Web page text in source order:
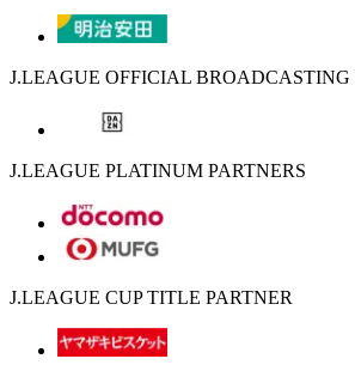
J.LEAGUE OFFICIAL BROADCASTING
J.LEAGUE PLATINUM PARTNERS
J.LEAGUE CUP TITLE PARTNER